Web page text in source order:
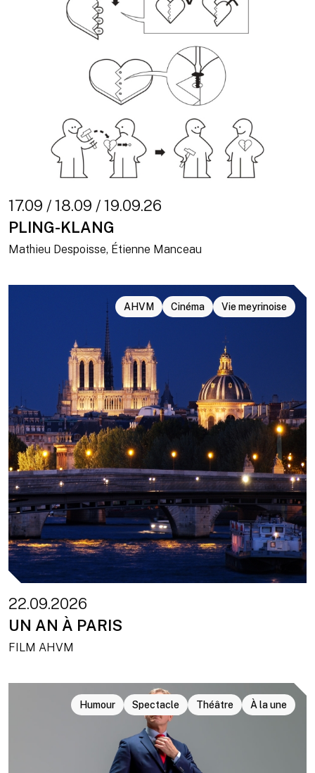
17.09 / 18.09 / 19.09.26
PLING-KLANG
Mathieu Despoisse, Étienne Manceau
AHVM Cinéma Vie meyrinoise
22.09.2026
UN AN À PARIS
FILM AHVM
Humour Spectacle Théâtre À la une